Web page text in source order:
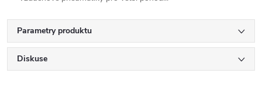
Parametry produktu
Diskuse